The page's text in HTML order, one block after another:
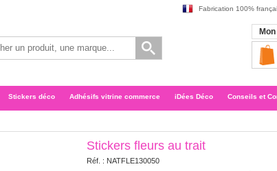
Fabrication 100%
Stickers déco Adhésifs vitrine commerce iDées Déco Conseils et
Stickers fleurs au trait
Réf. : NATFLE130050